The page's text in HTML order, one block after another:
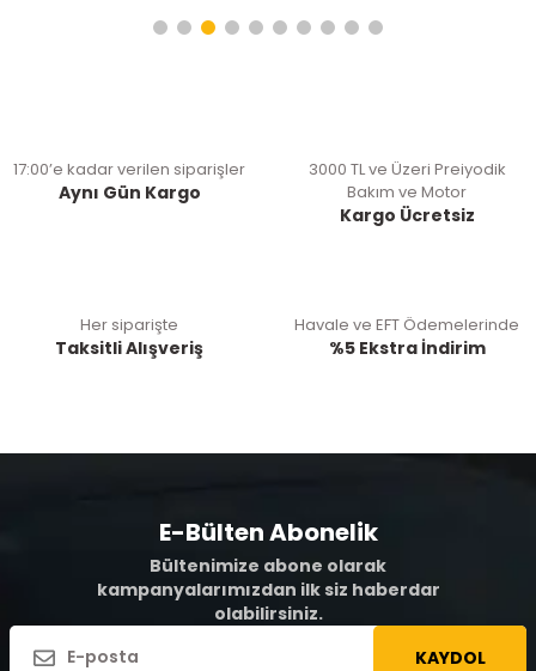
17:00’e kadar verilen siparişler
Aynı Gün Kargo
3000 TL ve Üzeri Preiyodik
Bakım ve Motor
Kargo Ücretsiz
Her siparişte
Taksitli Alışveriş
Havale ve EFT Ödemelerinde
%5 Ekstra İndirim
E-Bülten Abonelik
Bültenimize abone olarak
kampanyalarımızdan ilk siz haberdar
olabilirsiniz.
KAYDOL